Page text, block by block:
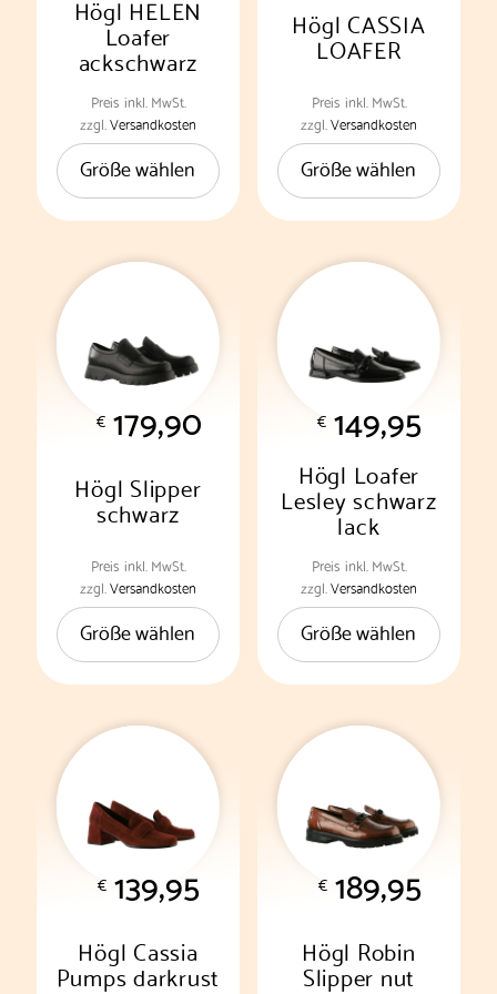
Högl HELEN
Loafer
ackschwarz
Preis inkl. MwSt.
zzgl.Versandkosten
Größe wählen
Dieses
Produkt
weist
mehrere
Varianten
Optionen
können
auf
Produktseite
Högl CASSIA
LOAFER
Preis inkl. MwSt.
zzgl.Versandkosten
Größe wählen
Dieses
Produkt
weist
mehrere
Varianten
Optionen
können
auf
Produktseite
werden
€179,90
Högl Slipper
schwarz
Preis inkl. MwSt.
zzgl.Versandkosten
Größe wählen
Dieses
Produkt
weist
mehrere
Varianten
Optionen
können
auf
Produktseite
€ 149,95
Högl Loafer
Lesley schwarz
lack
Preis inkl. MwSt.
zzgl.Versandkosten
Größe wählen
Dieses
Produkt
weist
mehrere
Varianten
Optionen
können
auf
Produktseite
€ 139,95
Högl Cassia
Pumps darkrust
€189,95
Högl Robin
Slipper nut